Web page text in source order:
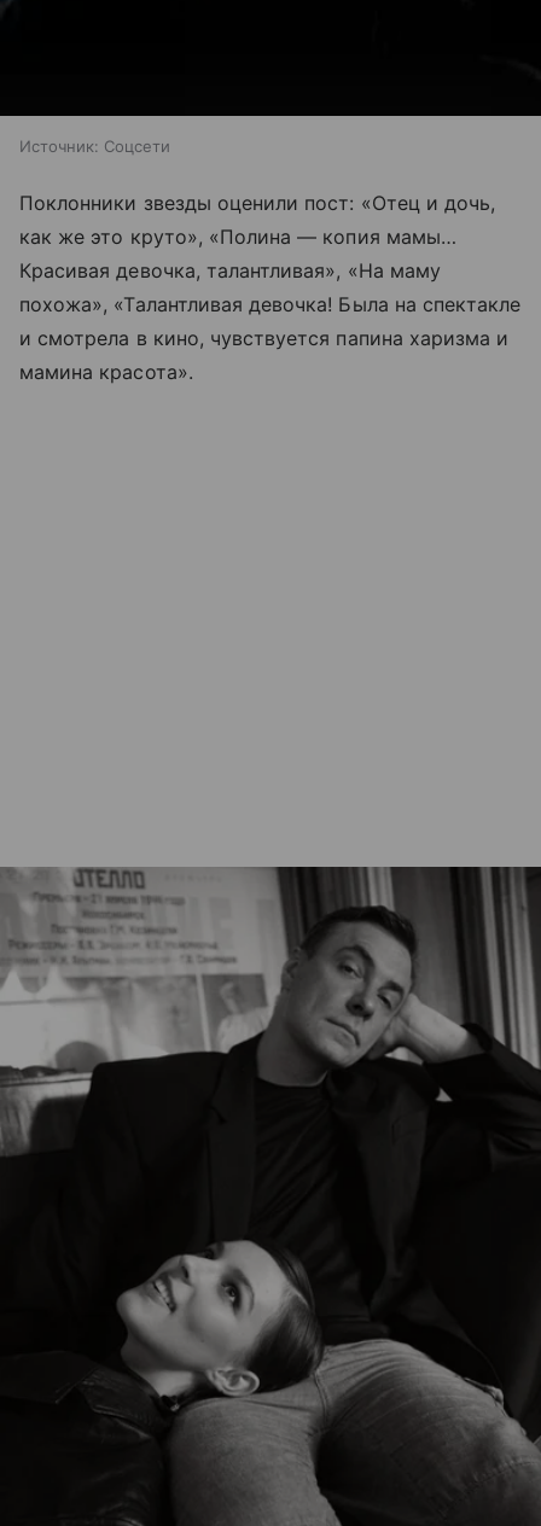
Источник: Соцсети
Поклонники звезды оценили пост: «Отец и дочь,
как же это круто», «Полина — копия мамы…
Красивая девочка, талантливая», «На маму
похожа», «Талантливая девочка! Была на спектакле
и смотрела в кино, чувствуется папина харизма и
мамина красота».